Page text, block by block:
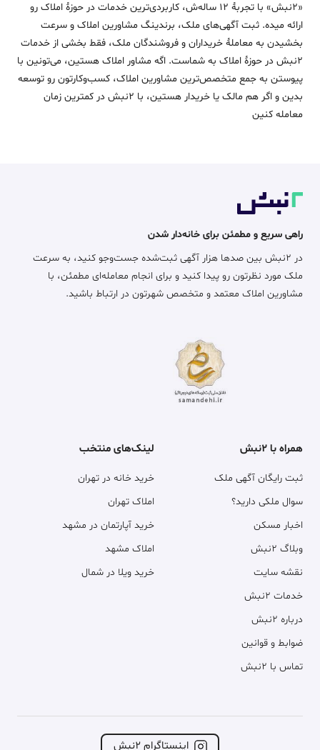
«2نبش» با تجربۀ 12 ساله‌ش، کاربردی‌ترین خدمات در حوزۀ املاک رو
ارائه میده. ثبت آگهی‌های ملک، برندینگ مشاورین املاک و سرعت
بخشیدن به معاملۀ خریداران و فروشندگان ملک، فقط بخشی از خدمات
2نبش در حوزۀ املاک به شماست. اگه مشاور املاک هستین، می‌تونین با
پیوستن به جمع متخصص‌ترین مشاورین املاک، کسب‌وکارتون رو توسعه
بدین و اگر هم مالک یا خریدار هستین، با 2نبش در کمترین زمان
معامله‌ کنین
راهی سریع و مطمئن برای خانه‌دار شدن
در ۲نبش بین صدها هزار آگهی ثبت‌شده جست‌وجو کنید، به سرعت
ملک مورد نظرتون رو پیدا کنید و برای انجام معامله‌ای مطمئن، با
مشاورین املاک معتمد و متخصص شهرتون در ارتباط باشید.
همراه با ۲نبش
ثبت رایگان آگهی ملک
سوال ملکی دارید؟
اخبار مسکن
وبلاگ ۲نبش
نقشه سایت
خدمات ۲نبش
درباره ۲نبش
ضوابط و قوانین
تماس با ۲نبش
لینک‌های منتخب
خرید خانه در تهران
املاک تهران
خرید آپارتمان در مشهد
املاک مشهد
خرید ویلا در شمال
اینستاگرام ۲نبش